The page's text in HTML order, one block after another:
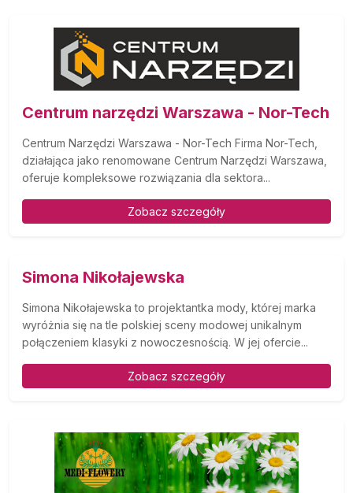
Centrum narzędzi Warszawa - Nor-Tech
Centrum Narzędzi Warszawa - Nor-Tech Firma Nor-Tech,
działająca jako renomowane Centrum Narzędzi Warszawa,
oferuje kompleksowe rozwiązania dla sektora...
Zobacz szczegóły
Simona Nikołajewska
Simona Nikołajewska to projektantka mody, której marka
wyróżnia się na tle polskiej sceny modowej unikalnym
połączeniem klasyki z nowoczesnością. W jej ofercie...
Zobacz szczegóły